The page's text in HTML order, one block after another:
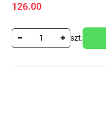
Cena:
126.00
szt.